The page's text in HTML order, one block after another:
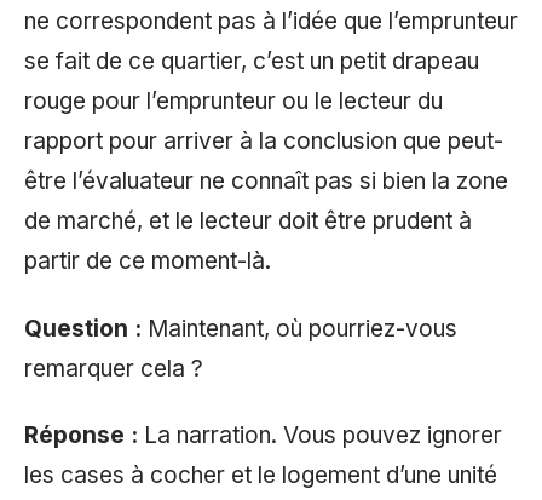
ne correspondent pas à l’idée que l’emprunteur
se fait de ce quartier, c’est un petit drapeau
rouge pour l’emprunteur ou le lecteur du
rapport pour arriver à la conclusion que peut-
être l’évaluateur ne connaît pas si bien la zone
de marché, et le lecteur doit être prudent à
partir de ce moment-là.
Question : Maintenant, où pourriez-vous
remarquer cela ?
Réponse : La narration. Vous pouvez ignorer
les cases à cocher et le logement d’une unité